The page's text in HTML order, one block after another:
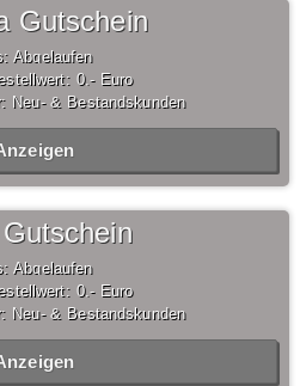
Gutschein
Abgelaufen
0,- Euro
Neu- & Bestandskunden
Abgelaufen
0,- Euro
Neu- & Bestandskunden